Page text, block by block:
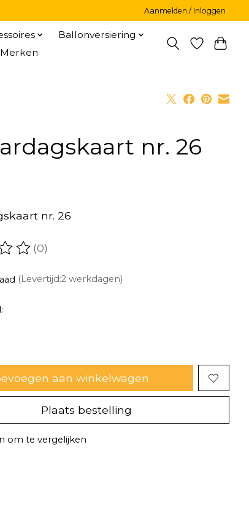
Aanmelden / Inloggen
Ballonversiering
Merken
nr. 26
nr. 26
van dit product is
(0)
(Levertijd:2 werkdagen)
aan winkelwagen
Plaats bestelling
om te vergelijken